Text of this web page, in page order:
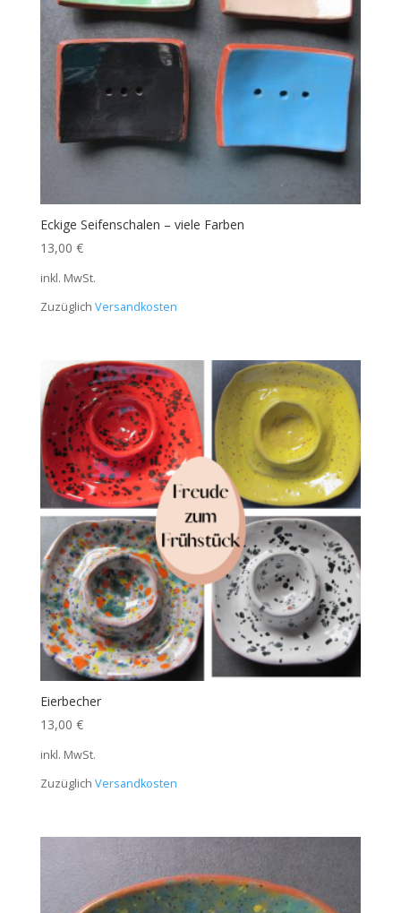
Eckige Seifenschalen – viele Farben
13,00 €
inkl. MwSt.
Zuzüglich Versandkosten
Eierbecher
13,00 €
inkl. MwSt.
Zuzüglich Versandkosten